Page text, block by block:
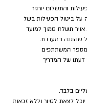
והתשלום יוחזר
על ביטול הפעילות בשל
תשלח סמוך למועד
שהוזנה במערכת.
המשתתפים
דעתו של המדריך
בלבד.
לצאת לסיור וללא זכאות